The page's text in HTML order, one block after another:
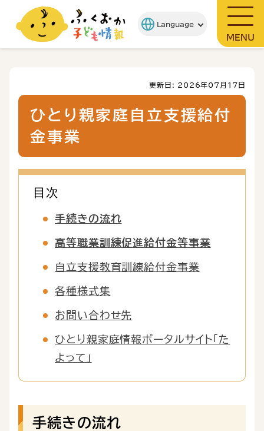
MENU
更新日: 2026年07月17日
ひとり親家庭自立支援給付
金事業
目次
手続きの流れ
高等職業訓練促進給付金等事業
自立支援教育訓練給付金事業
各種様式集
お問い合わせ先
ひとり親家庭情報ポータルサイト「た
よって」
手続きの流れ